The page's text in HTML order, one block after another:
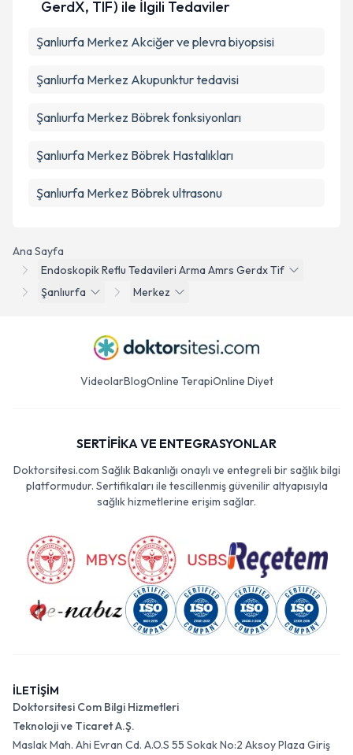
Ana Sayfa
Endoskopik Reflu Tedavileri Arma Amrs Gerdx Tif
Şanlıurfa
Merkez
GerdX, TIF) ile İlgili Tedaviler
Şanlıurfa Merkez Akciğer ve plevra biyopsisi
Şanlıurfa Merkez Akupunktur tedavisi
Şanlıurfa Merkez Böbrek fonksiyonları
Şanlıurfa Merkez Böbrek Hastalıkları
Şanlıurfa Merkez Böbrek ultrasonu
VideolarBlogOnline TerapiOnline Diyet
SERTİFİKA VE ENTEGRASYONLAR
Doktorsitesi.com Sağlık Bakanlığı onaylı ve entegreli bir sağlık bilgi
platformudur. Sertifikaları ile tescillenmiş güvenilir altyapısıyla
sağlık hizmetlerine erişim sağlar.
İLETİŞİM
Doktorsitesi Com Bilgi Hizmetleri
Teknoloji ve Ticaret A.Ş.
Maslak Mah. Ahi Evran Cd. A.O.S 55 Sokak No:2 Aksoy Plaza Giriş